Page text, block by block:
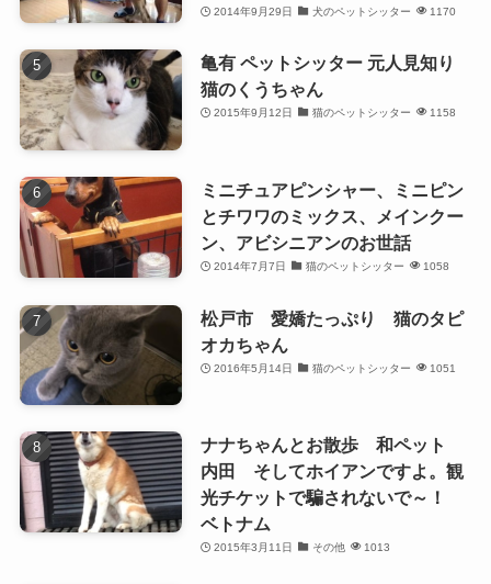
2014年9月29日 犬のペットシッター 1170
亀有 ペットシッター 元人見知り
猫のくうちゃん
2015年9月12日 猫のペットシッター 1158
ミニチュアピンシャー、ミニピン
とチワワのミックス、メインクー
ン、アビシニアンのお世話
2014年7月7日 猫のペットシッター 1058
松戸市 愛嬌たっぷり 猫のタピ
オカちゃん
2016年5月14日 猫のペットシッター 1051
ナナちゃんとお散歩 和ペット
内田 そしてホイアンですよ。観
光チケットで騙されないで～！
ベトナム
2015年3月11日 その他 1013